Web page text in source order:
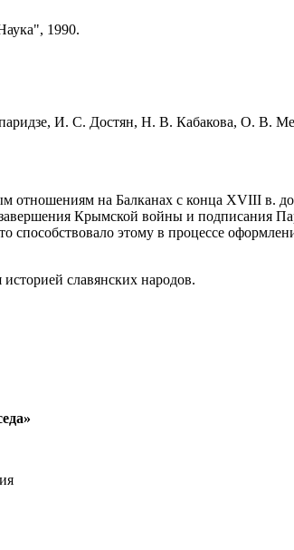
1990.
И. С. Достян, Н. В. Кабакова, О. В.
на Балканах с конца XVIII в.
Крымской войны и подписания
способствовало этому в процессе
славянских народов.